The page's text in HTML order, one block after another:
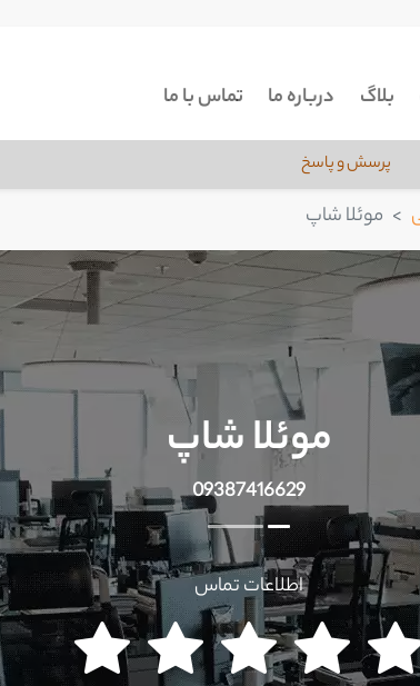
بلاگ درباره ما تماس با ما
پرسش و پاسخ
موئلا شاپ
موئلا شاپ
09387416629
اطلاعات تماس